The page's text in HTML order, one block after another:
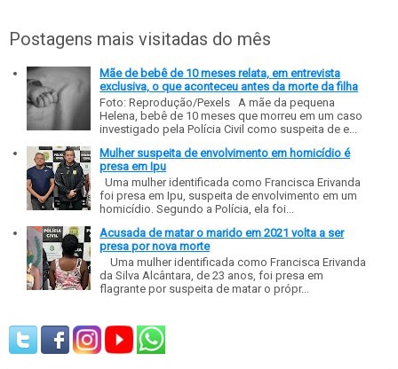
Postagens mais visitadas do mês
Mãe de bebê de 10 meses relata, em entrevista
exclusiva, o que aconteceu antes da morte da filha
Foto: Reprodução/Pexels A mãe da pequena
Helena, bebê de 10 meses que morreu em um caso
investigado pela Polícia Civil como suspeita de e...
Mulher suspeita de envolvimento em homicídio é
presa em Ipu
Uma mulher identificada como Francisca Erivanda
foi presa em Ipu, suspeita de envolvimento em um
homicídio. Segundo a Polícia, ela foi...
Acusada de matar o marido em 2021 volta a ser
presa por nova morte
Uma mulher identificada como Francisca Erivanda
da Silva Alcântara, de 23 anos, foi presa em
flagrante por suspeita de matar o própr...